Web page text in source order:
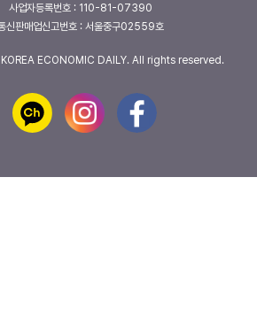
사업자등록번호 : 110-81-07390
신판매업신고번호 : 서울중구02559호
ECONOMIC DAILY. All rights reserved.